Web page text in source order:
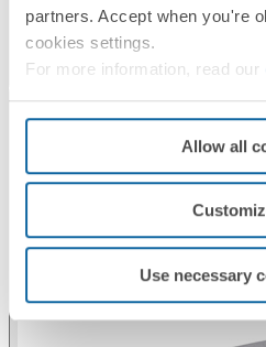
partners. Accept when you're
cookies settings.
For more information, read our
Allow all
Use necessary